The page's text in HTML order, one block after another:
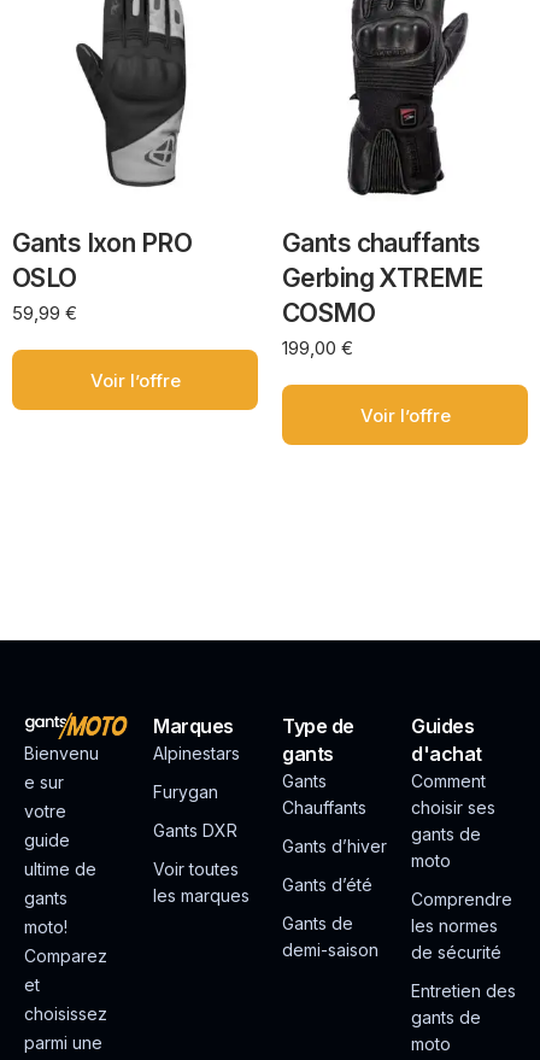
Gants Ixon PRO
OSLO
59,99 €
Voir l’offre
Gants chauffants
Gerbing XTREME
COSMO
199,00 €
Voir l’offre
Bienvenu
e sur
votre
guide
ultime de
gants
moto!
Comparez
et
choisissez
parmi une
Marques
Alpinestars
Furygan
Gants DXR
Voir toutes
les marques
Type de
gants
Gants
Chauffants
Gants d’hiver
Gants d’été
Gants de
demi-saison
Guides
d'achat
Comment
choisir ses
gants de
moto
Comprendre
les normes
de sécurité
Entretien des
gants de
moto